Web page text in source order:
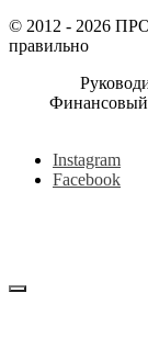
© 2012 - 2026
правильно
Instagram
Facebook